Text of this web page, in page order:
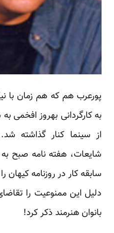
پورعرب هم که هم زمان با
به کارگردانی بهروز افخمی
از سینما کنار گذاشته
شایعات، هفته نامه صبح
سابقه کار در روزنامه
دلیل این ممنوعیت را
بانوان هنرمند ذکر کرد!